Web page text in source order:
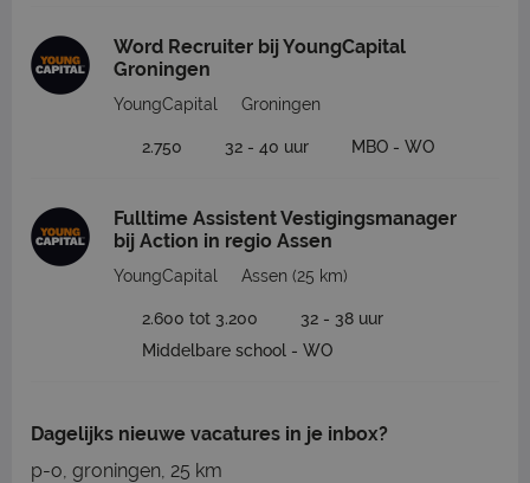
Word Recruiter bij YoungCapital
Groningen
YoungCapital Groningen
2.750 32 - 40 uur MBO - WO
Fulltime Assistent Vestigingsmanager
bij Action in regio Assen
YoungCapital Assen (25 km)
2.600 tot 3.200
32 - 38 uur
Middelbare school - WO
Dagelijks nieuwe vacatures in je inbox?
p-o, groningen, 25 km